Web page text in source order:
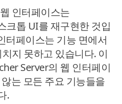
인터페이스는
크톱 UI를 재구현한 것입
터페이스는 기능 면에서
지 못하고 있습니다. 이
Server의 웹 인터페이
는 모든 주요 기능들을
.